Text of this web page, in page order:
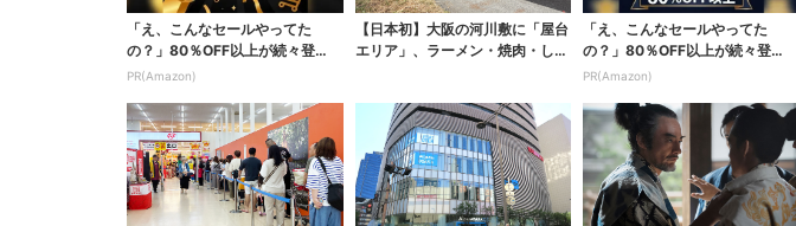
「え、こんなセールやってた
の？」80％OFF以上が続々登
場！Amazonの本気が...
PR(Amazon)
【日本初】大阪の河川敷に「屋台
エリア」、ラーメン・焼肉・しゃ
「え、こんなセールやってた
の？」80％OFF以上が続々登
場！Amazonの本気が...
PR(Amazon)